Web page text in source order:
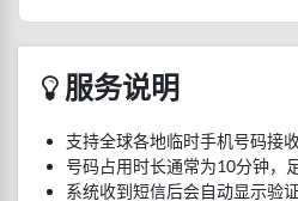
服务说明
支持全球各地临时手机号码接
号码占用时长通常为10分钟，
系统收到短信后会自动显示验